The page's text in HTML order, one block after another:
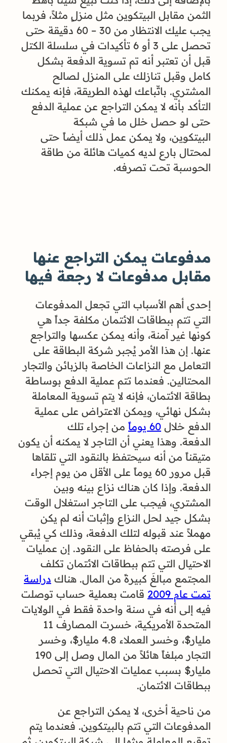
الثمن مقابل البيتكوين مثل منزلٍ مثلاً، فربما
يجب عليك الانتظار من 30 – 60 دقيقة حتى
تحصل على 3 أو 6 تأكيدات في سلسلة الكتل
قبل أن تعتبر أنه تم تسوية الدفعة بشكل
كامل وقبل تنازلك على المنزل لصالح
المشتري. باتِّباعك لهذه الطريقة، فإنه يمكنك
التأكد بأنه لا يمكن التراجع عن عملية الدفع
حتى لو حصل خلل ما في شبكة
البيتكوين، ولا يمكن عمل ذلك أيضاً حتى
لمحتال بارع لديه كميات هائلة من طاقة
الحوسبة تحت تصرفه.
مدفوعات يمكن التراجع عنها
مقابل مدفوعات لا رجعة فيها
إحدى أهم الأسباب التي تجعل المدفوعات
التي تتم ببطاقات الائتمان مكلفة جداً هي
كونها غير آمنة، وأنه يمكن عكسها والتراجع
عنها. إن هذا الأمر يُجبر شركة البطاقة على
التعامل مع النزاعات الخاصة بالزبائن والتجار
المحتالين. فعندما تتم عملية الدفع بوساطة
بطاقة الائتمان، فإنه لا يتم تسوية المعاملة
بشكل نهائي، ويمكن الاعتراض على عملية
الدفع خلال 60 يوماً
من إجراء تلك
الدفعة. وهذا يعني أن التاجر لا يمكنه أن يكون
متيقناً من أنه سيحتفظ بالنقود التي تلقاها
قبل مرور 60 يوماً على الأقل من يوم إجراء
الدفعة. وإذا كان هناك نزاع بينه وبين
المشتري، فيجب على التاجر استغلال الوقت
بشكل جيد لحل النزاع وإثبات أنه لم يكن
مهملاً عند قبوله لتلك الدفعة، وذلك كي يُبقي
على فرصته بالحفاظ على النقود. إن عمليات
الاحتيال التي تتم ببطاقات الائتمان تكلف
المجتمع مبالغَ كبيرةً من المال. هناك دراسة
تمت عام 2009
قامت بعملية حساب توصلت
فيه إلى أنه في سنة واحدة فقط في الولايات
المتحدة الأمريكية، خسرت المصارف 11
مليار$، وخسر العملاء 4.8 مليار$، وخسر
التجار مبلغاً هائلاً من المال وصل إلى 190
مليار$ بسبب عمليات الاحتيال التي تحصل
ببطاقات الائتمان.
من ناحية أخرى، لا يمكن التراجع عن
المدفوعات التي تتم بالبيتكوين. فعندما يتم